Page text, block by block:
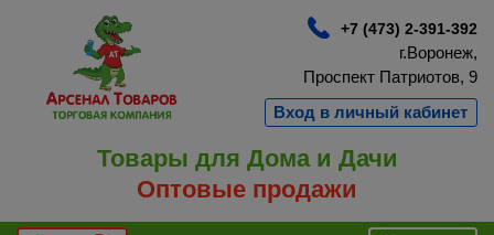
+7 (473) 2-391-392
г.Воронеж,
Проспект Патриотов, 9
Вход в личный кабинет
Товары для Дома и Дачи
Оптовые продажи